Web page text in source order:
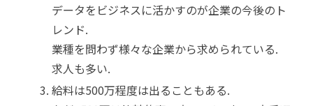
データをビジネスに活かすのが企業の今後のト
レンド.
業種を問わず様々な企業から求められている.
求人も多い.
給料は500万程度は出ることもある.